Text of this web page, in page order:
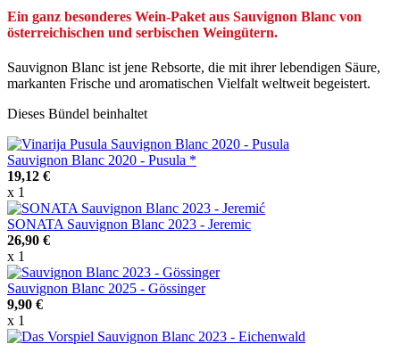
Ein ganz besonderes Wein-Paket aus Sauvignon Blanc von
österreichischen und serbischen Weingütern.
Sauvignon Blanc ist jene Rebsorte, die mit ihrer lebendigen Säure,
markanten Frische und aromatischen Vielfalt weltweit begeistert.
Dieses Bündel beinhaltet
Sauvignon Blanc 2020 - Pusula *
19,12 €
x 1
SONATA Sauvignon Blanc 2023 - Jeremic
26,90 €
x 1
Sauvignon Blanc 2025 - Gössinger
9,90 €
x 1